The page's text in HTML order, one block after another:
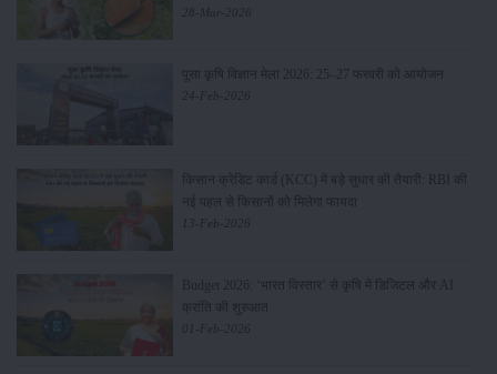
28-Mar-2026
पूसा कृषि विज्ञान मेला 2026: 25–27 फरवरी को आयोजन
24-Feb-2026
किसान क्रेडिट कार्ड (KCC) में बड़े सुधार की तैयारी: RBI की
नई पहल से किसानों को मिलेगा फायदा
13-Feb-2026
Budget 2026: ‘भारत विस्तार’ से कृषि में डिजिटल और AI
क्रांति की शुरुआत
01-Feb-2026